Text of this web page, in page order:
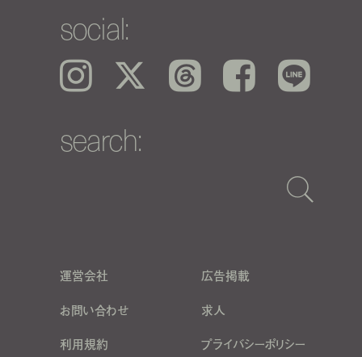
social:
Instagram 𝕏 Threads Facebook LINE
search:
運営会社
広告掲載
お問い合わせ
求人
利用規約 プライバシーポリシー